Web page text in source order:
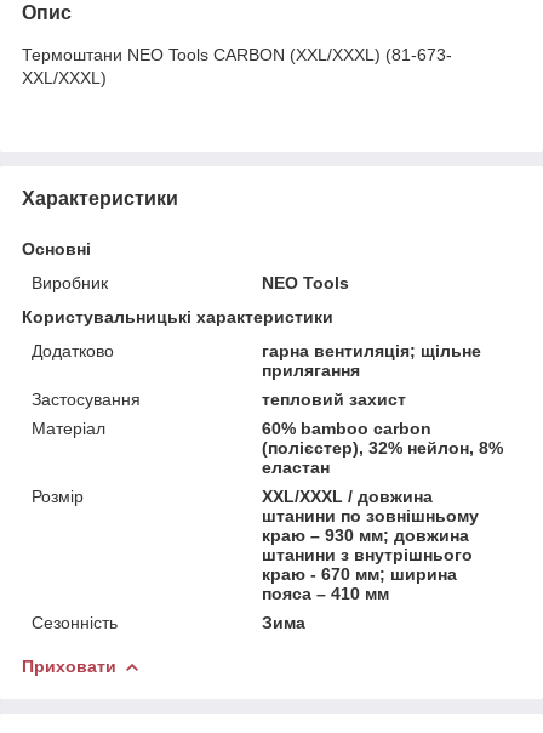
Опис
Термоштани NEO Tools CARBON (XXL/XXXL) (81-673-
XXL/XXXL)
Характеристики
Основні
Виробник
NEO Tools
Користувальницькі характеристики
Додатково
гарна вентиляція; щільне
прилягання
Застосування
тепловий захист
Матеріал
60% bamboo carbon
(полієстер), 32% нейлон, 8%
еластан
Розмір
XXL/XXXL / довжина
штанини по зовнішньому
краю – 930 мм; довжина
штанини з внутрішнього
краю - 670 мм; ширина
пояса – 410 мм
Сезонність
Зима
Приховати